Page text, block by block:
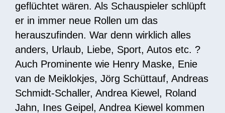
geflüchtet wären. Als Schauspieler schlüpft
er in immer neue Rollen um das
herauszufinden. War denn wirklich alles
anders, Urlaub, Liebe, Sport, Autos etc. ?
Auch Prominente wie Henry Maske, Enie
van de Meiklokjes, Jörg Schüttauf, Andreas
Schmidt-Schaller, Andrea Kiewel, Roland
Jahn, Ines Geipel, Andrea Kiewel kommen